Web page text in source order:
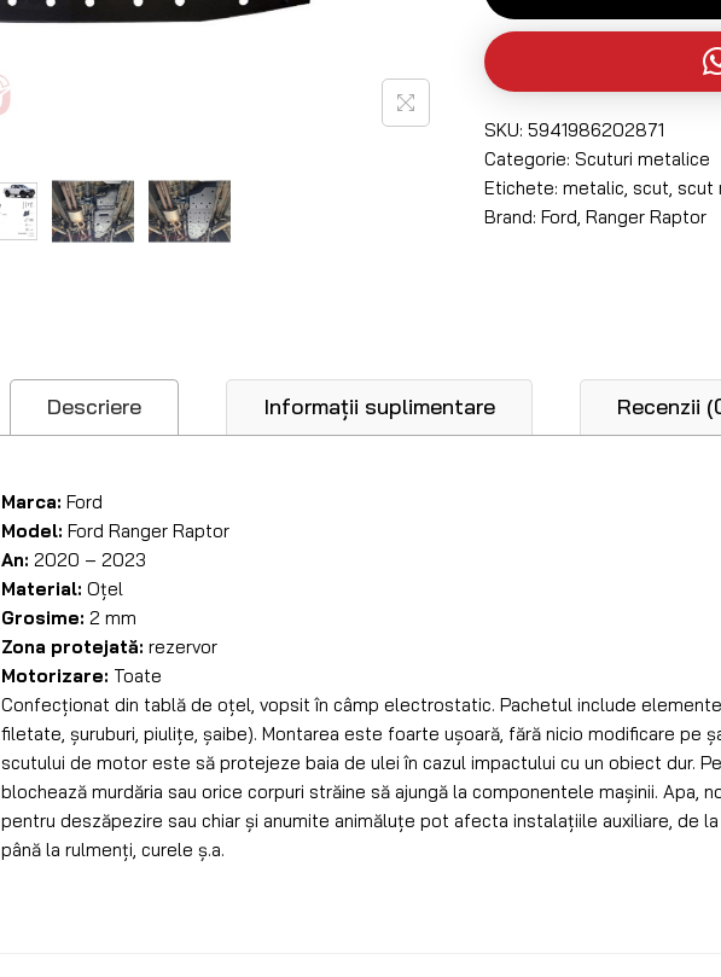
SKU: 5941986202871
Categorie: Scuturi metalice
Etichete: metalic, scut, scut
Brand: Ford, Ranger Raptor
Descriere Informații suplimentare Recenzii
Marca: Ford
Model: Ford Ranger Raptor
An: 2020 – 2023
Material: Oțel
Grosime: 2 mm
Zona protejată: rezervor
Motorizare: Toate
Confecționat din tablă de oțel, vopsit în câmp electrostatic. Pachetul include
filetate, șuruburi, piulițe, șaibe). Montarea este foarte ușoară, fără nicio modificare pe
scutului de motor este să protejeze baia de ulei în cazul impactului cu un obiect dur.
blochează murdăria sau orice corpuri străine să ajungă la componentele mașinii. Apa,
pentru deszăpezire sau chiar și anumite animăluțe pot afecta instalațiile auxiliare, de
până la rulmenți, curele ș.a.